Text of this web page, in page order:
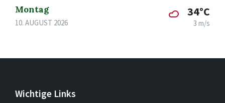
Montag
10. AUGUST 2026
34°C
3 m/s
Wichtige Links